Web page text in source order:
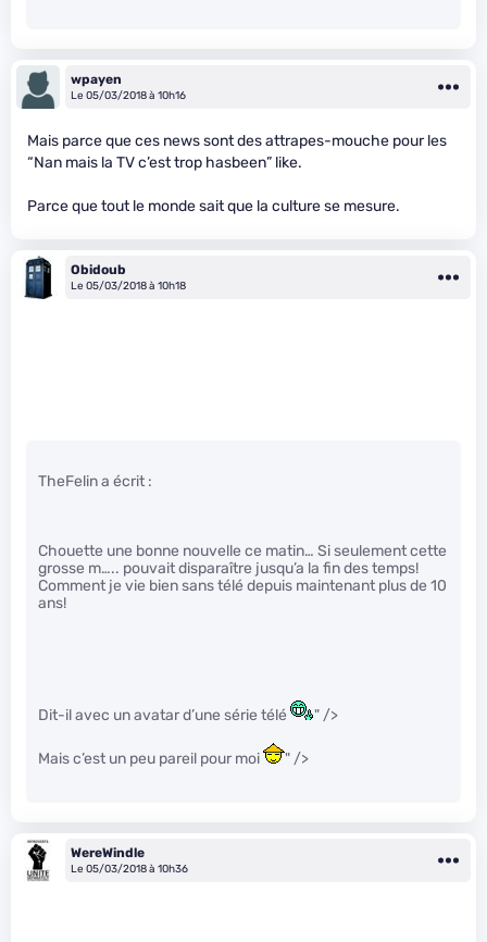
wpayen
Le 05/03/2018 à 10h16
Mais parce que ces news sont des attrapes-mouche pour les
“Nan mais la TV c’est trop hasbeen” like.
Parce que tout le monde sait que la culture se mesure.
Obidoub
Le 05/03/2018 à 10h18
TheFelin a écrit :
Chouette une bonne nouvelle ce matin… Si seulement cette
grosse m….. pouvait disparaître jusqu’a la fin des temps!
Comment je vie bien sans télé depuis maintenant plus de 10
ans!
Dit-il avec un avatar d’une série télé " />
Mais c’est un peu pareil pour moi " />
WereWindle
Le 05/03/2018 à 10h36